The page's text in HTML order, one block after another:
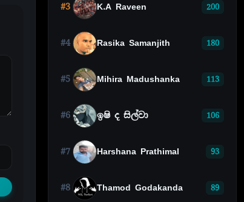
#3 K.A Raveen 200
#4 Rasika Samanjith 180
#5 Mihira Madushanka 113
#6 ඉෂි ද සිල්වා 106
#7 Harshana Prathimal 93
#8 Thamod Godakanda 89